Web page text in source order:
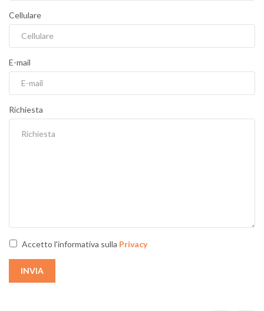
Cellulare
E-mail
Richiesta
Accetto l'informativa sulla Privacy
INVIA